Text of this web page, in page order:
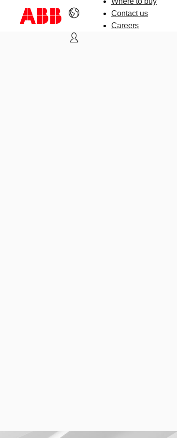
Contact us
Careers